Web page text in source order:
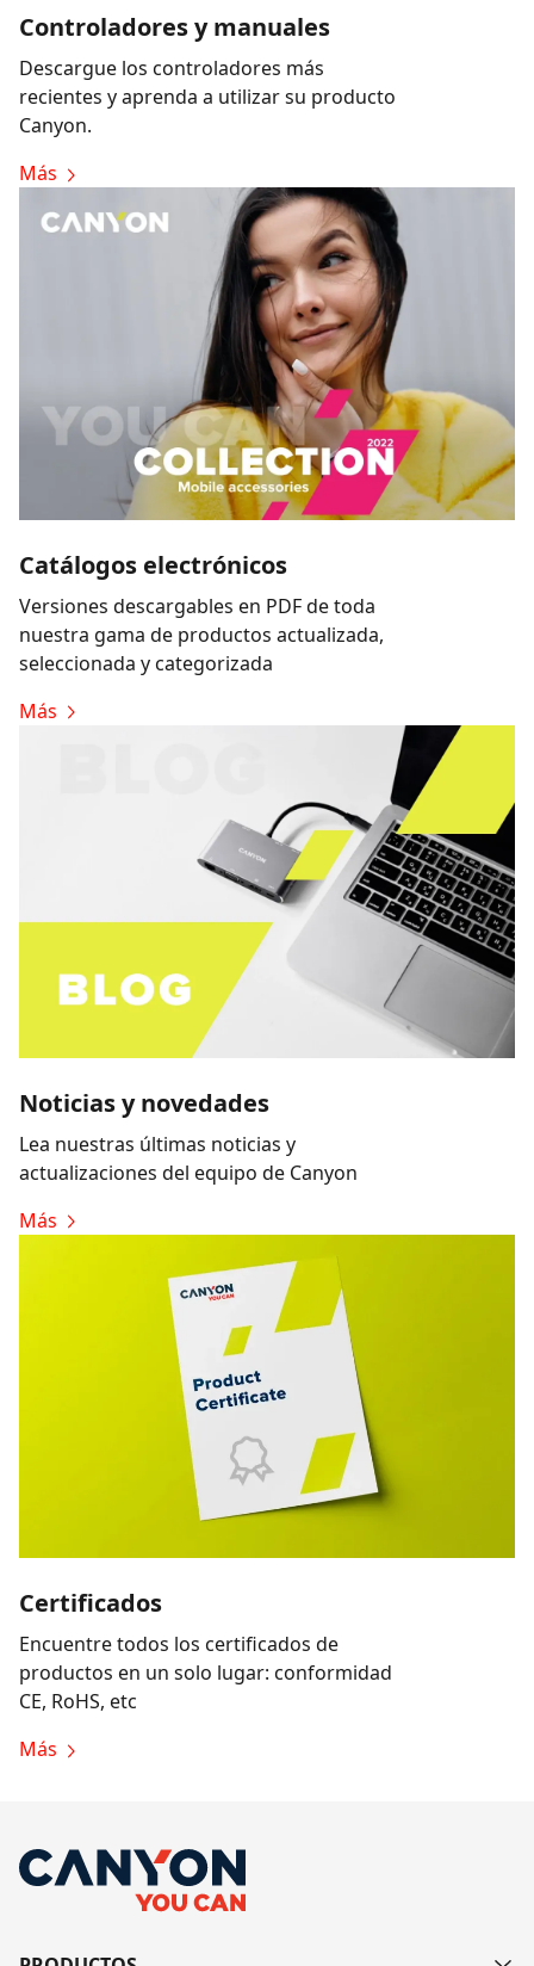
Controladores y manuales
Descargue los controladores más
recientes y aprenda a utilizar su producto
Canyon.
Más
Catálogos electrónicos
Versiones descargables en PDF de toda
nuestra gama de productos actualizada,
seleccionada y categorizada
Más
Noticias y novedades
Lea nuestras últimas noticias y
actualizaciones del equipo de Canyon
Más
Certificados
Encuentre todos los certificados de
productos en un solo lugar: conformidad
CE, RoHS, etc
Más